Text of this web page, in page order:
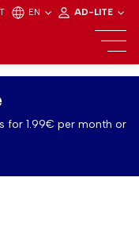
EN AD-LITE
for 1.99€ per month or